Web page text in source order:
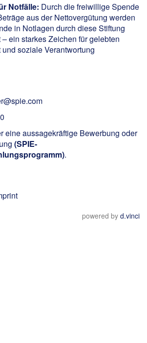
Notfälle: Durch die freiwillige Spende
aus der Nettovergütung werden
in Notlagen durch diese Stiftung
– ein starkes Zeichen für gelebten
und soziale Verantwortung
eine aussagekräftige Bewerbung oder
(SPIE-
).
powered by d.vinci